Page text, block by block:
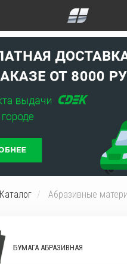
Каталог Абразивные
БУМАГА АБРАЗИВНАЯ